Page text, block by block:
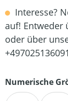
Interesse?
auf! Entweder
oder über
Numerische